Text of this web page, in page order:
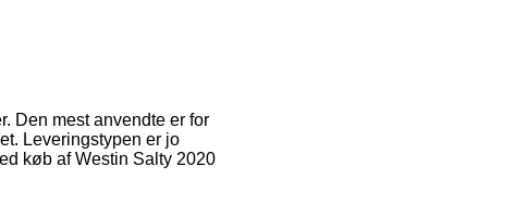
Den mest anvendte er for
Leveringstypen er jo
køb af Westin Salty 2020